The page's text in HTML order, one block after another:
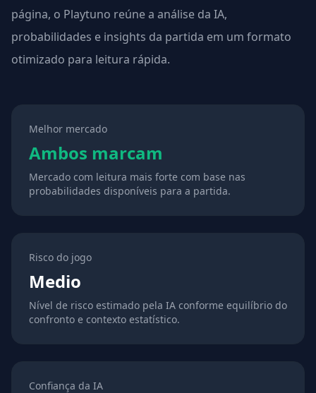
página, o Playtuno reúne a análise da IA,
probabilidades e insights da partida em um formato
otimizado para leitura rápida.
Melhor mercado
Ambos marcam
Mercado com leitura mais forte com base nas
probabilidades disponíveis para a partida.
Risco do jogo
Medio
Nível de risco estimado pela IA conforme equilíbrio do
confronto e contexto estatístico.
Confiança da IA